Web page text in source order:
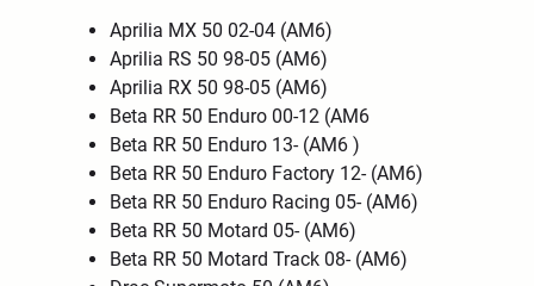
Aprilia MX 50 02-04 (AM6)
Aprilia RS 50 98-05 (AM6)
Aprilia RX 50 98-05 (AM6)
Beta RR 50 Enduro 00-12 (AM6
Beta RR 50 Enduro 13- (AM6 )
Beta RR 50 Enduro Factory 12- (AM6)
Beta RR 50 Enduro Racing 05- (AM6)
Beta RR 50 Motard 05- (AM6)
Beta RR 50 Motard Track 08- (AM6)